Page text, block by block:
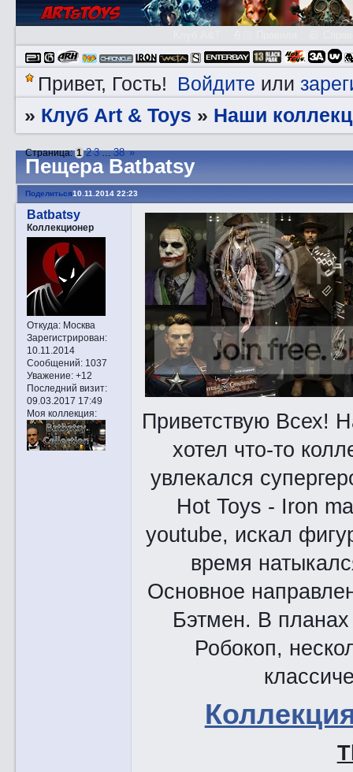
Привет, Гость! Войдите или
» Клуб Art & Toys » Наши
Пещера Batbatsy
Страница:1 2 3 … 38 »
Поделиться10.11.2014 22:23
Batbatsy
Коллекционер
Откуда:Москва
Зарегистрирован:
10.11.2014
Сообщений:1037
Уважение: +12
Последний визит:
09.03.2017 17:49
Моя коллекция:
Приветствую Всех!
хотел что-то
увлекался
Hot Toys - Iron
youtube, искал
время
Основное
Бэтмен. В планах
Робокоп,